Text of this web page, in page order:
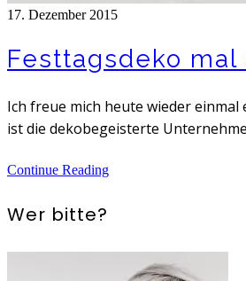
17. Dezember 2015
Festtagsdeko
Ich freue mich heute wieder
ist die dekobegeisterte
Continue Reading
Wer bitte?